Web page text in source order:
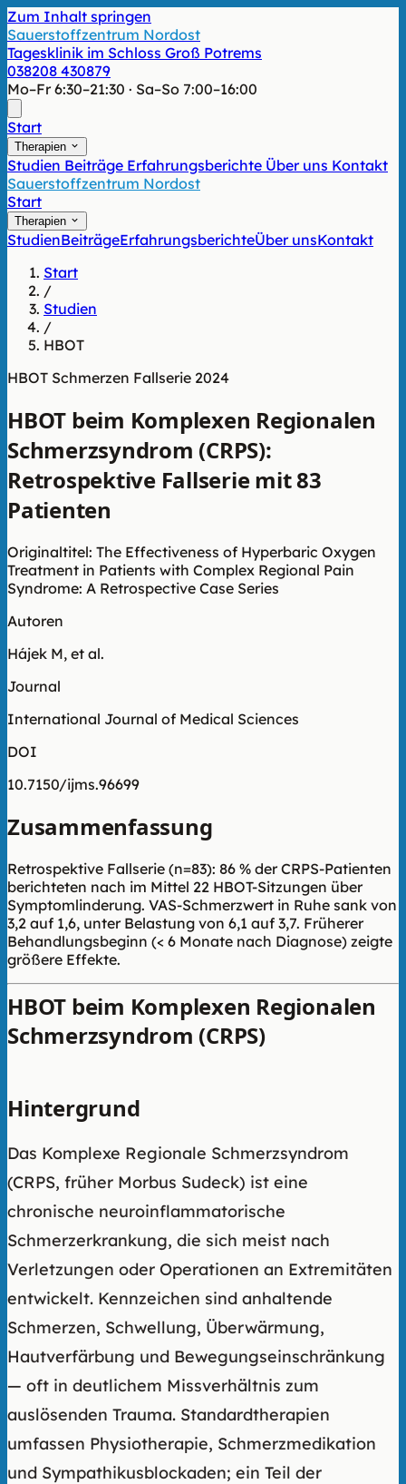
Zum Inhalt springen
Sauerstoffzentrum Nordost
Tagesklinik im Schloss Groß Potrems
038208 430879
Mo–Fr 6:30–21:30 · Sa–So 7:00–16:00
Start
Therapien
Studien Beiträge Erfahrungsberichte Über uns Kontakt
Sauerstoffzentrum Nordost
Start
Therapien
StudienBeiträgeErfahrungsberichteÜber unsKontakt
Start
/
Studien
/
HBOT
HBOT Schmerzen Fallserie 2024
HBOT beim Komplexen Regionalen
Schmerzsyndrom (CRPS):
Retrospektive Fallserie mit 83
Patienten
Originaltitel: The Effectiveness of Hyperbaric Oxygen
Treatment in Patients with Complex Regional Pain
Syndrome: A Retrospective Case Series
Autoren
Hájek M, et al.
Journal
International Journal of Medical Sciences
DOI
10.7150/ijms.96699
Zusammenfassung
Retrospektive Fallserie (n=83): 86 % der CRPS-Patienten
berichteten nach im Mittel 22 HBOT-Sitzungen über
Symptomlinderung. VAS-Schmerzwert in Ruhe sank von
3,2 auf 1,6, unter Belastung von 6,1 auf 3,7. Früherer
Behandlungsbeginn (< 6 Monate nach Diagnose) zeigte
größere Effekte.
HBOT beim Komplexen Regionalen
Schmerzsyndrom (CRPS)
Hintergrund
Das Komplexe Regionale Schmerzsyndrom
(CRPS, früher Morbus Sudeck) ist eine
chronische neuroinflammatorische
Schmerzerkrankung, die sich meist nach
Verletzungen oder Operationen an Extremitäten
entwickelt. Kennzeichen sind anhaltende
Schmerzen, Schwellung, Überwärmung,
Hautverfärbung und Bewegungseinschränkung
— oft in deutlichem Missverhältnis zum
auslösenden Trauma. Standardtherapien
umfassen Physiotherapie, Schmerzmedikation
und Sympathikusblockaden; ein Teil der